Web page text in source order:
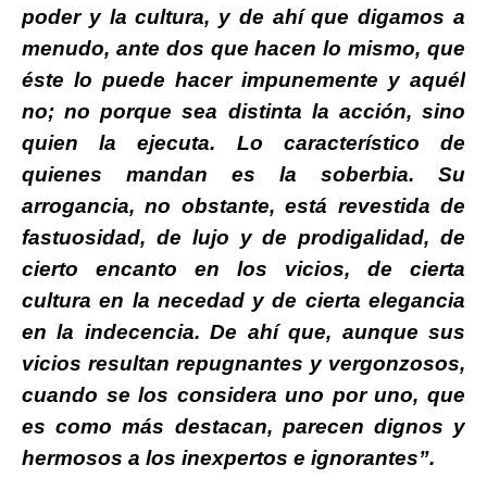
poder y la cultura, y de ahí que digamos a
menudo, ante dos que hacen lo mismo, que
éste lo puede hacer impunemente y aquél
no; no porque sea distinta la acción, sino
quien la ejecuta. Lo característico de
quienes mandan es la soberbia. Su
arrogancia, no obstante, está revestida de
fastuosidad, de lujo y de prodigalidad, de
cierto encanto en los vicios, de cierta
cultura en la necedad y de cierta elegancia
en la indecencia. De ahí que, aunque sus
vicios resultan repugnantes y vergonzosos,
cuando se los considera uno por uno, que
es como más destacan, parecen dignos y
hermosos a los inexpertos e ignorantes”.